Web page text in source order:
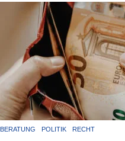
BERATUNG POLITIK RECHT